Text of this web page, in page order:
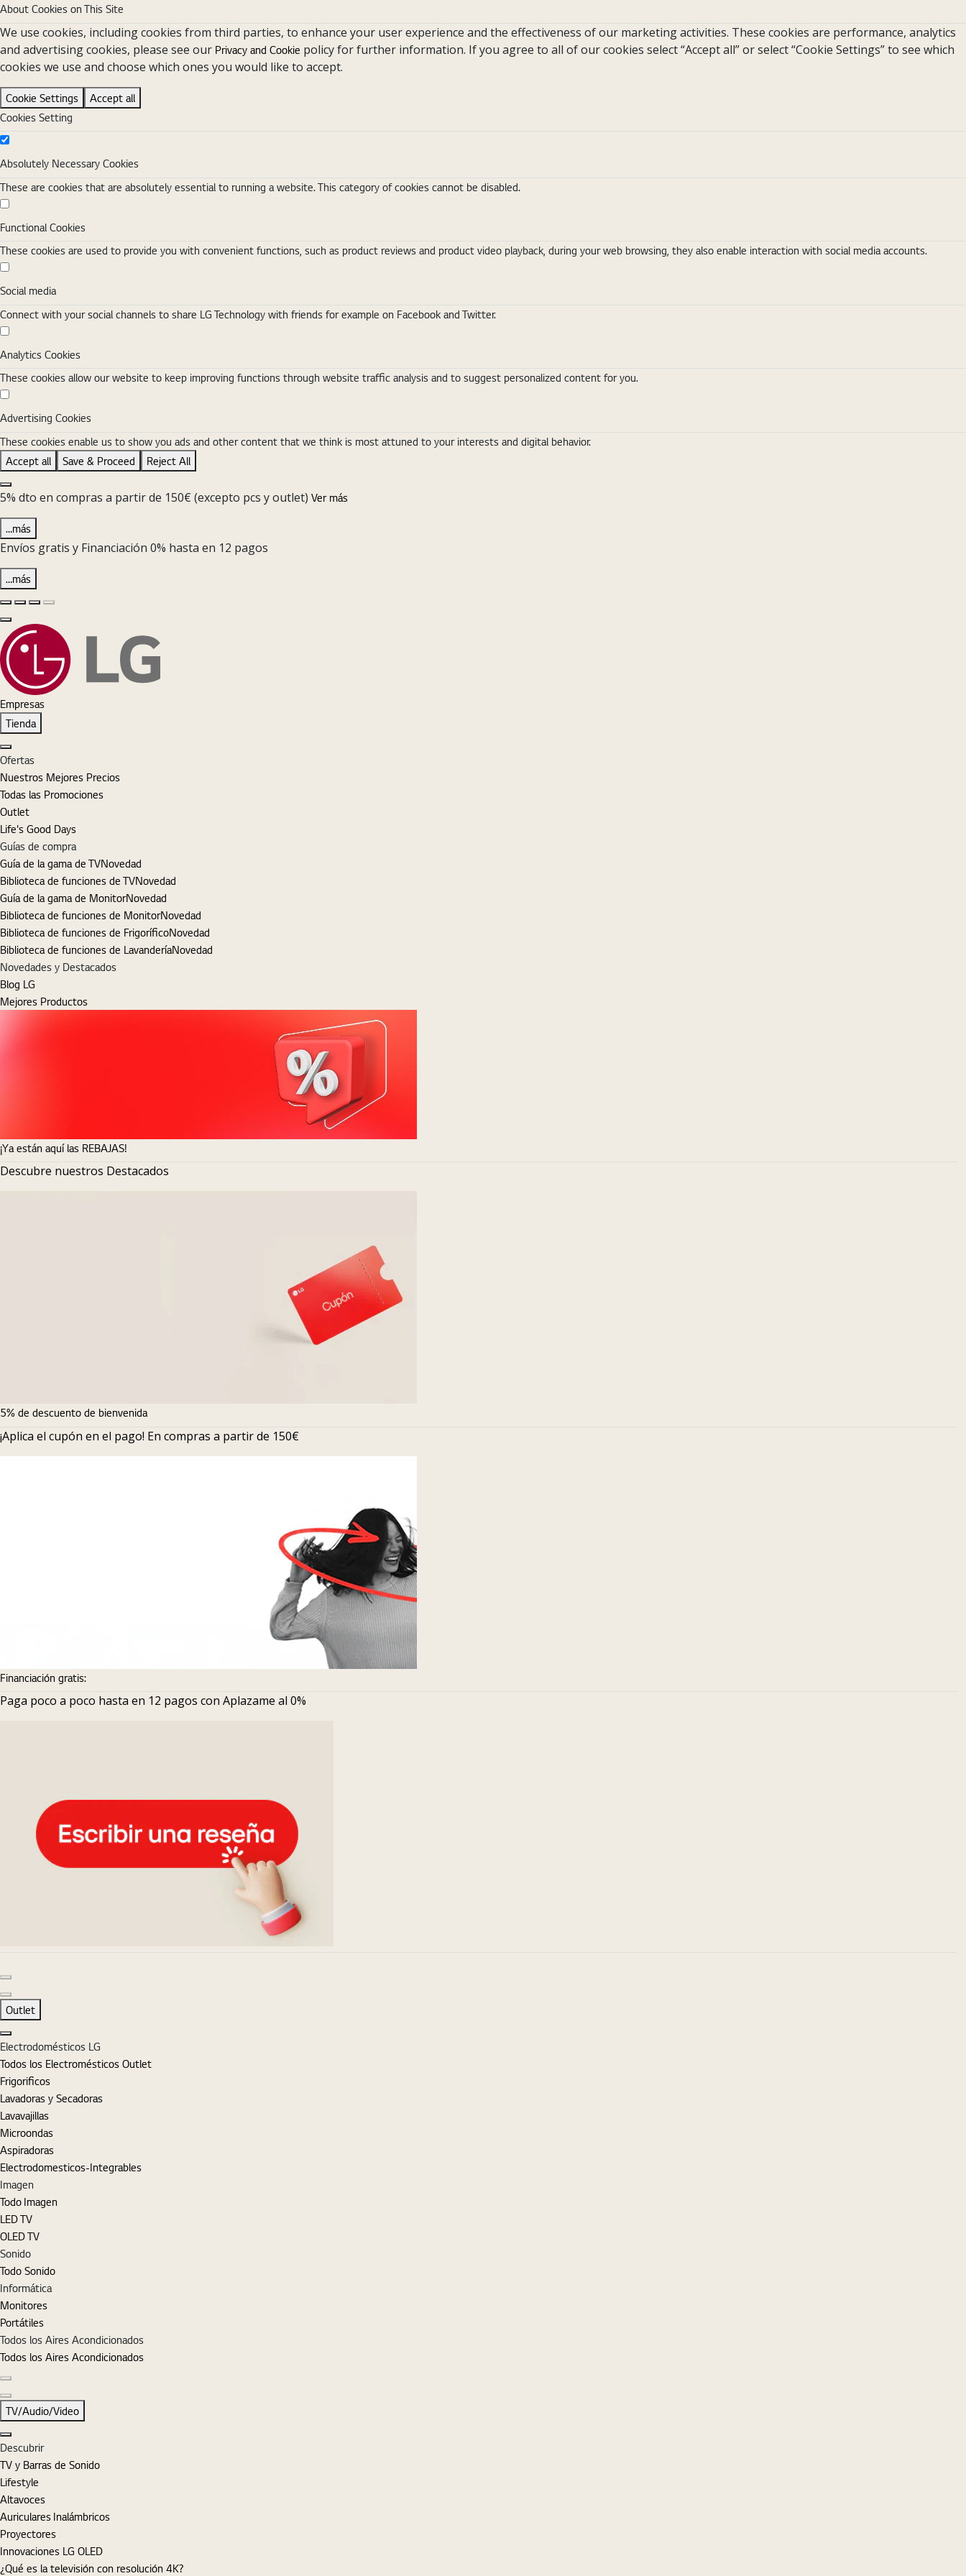
About Cookies on This Site
We use cookies, including cookies from third parties, to enhance your user experience and the effectiveness of our marketing activities. These cookies are performance, analytics
and advertising cookies, please see our Privacy and Cookie policy for further information. If you agree to all of our cookies select “Accept all” or select “Cookie Settings” to see which
cookies we use and choose which ones you would like to accept.
Cookie Settings
Accept all
Cookies Setting
Absolutely Necessary Cookies
Absolutely Necessary Cookies
These are cookies that are absolutely essential to running a website. This category of cookies cannot be disabled.
Functional Cookies
Functional Cookies
These cookies are used to provide you with convenient functions, such as product reviews and product video playback, during your web browsing, they also enable interaction with social media accounts.
Social media
Social media
Connect with your social channels to share LG Technology with friends for example on Facebook and Twitter.
Analytics Cookies
Analytics Cookies
These cookies allow our website to keep improving functions through website traffic analysis and to suggest personalized content for you.
Advertising Cookies
Advertising Cookies
These cookies enable us to show you ads and other content that we think is most attuned to your interests and digital behavior.
Accept all
Save & Proceed Reject All
Close the Cookie Setting banner
5% dto en compras a partir de 150€ (excepto pcs y outlet) Ver más
…más
Envíos gratis y Financiación 0% hasta en 12 pagos
…más
Cerrar
Empresas
Tienda
Cerrar
Ofertas
Nuestros Mejores Precios
Todas las Promociones
Outlet
Life's Good Days
Guías de compra
Guía de la gama de TVNovedad
Biblioteca de funciones de TVNovedad
Guía de la gama de MonitorNovedad
Biblioteca de funciones de MonitorNovedad
Biblioteca de funciones de FrigoríficoNovedad
Biblioteca de funciones de LavanderíaNovedad
Novedades y Destacados
Blog LG
Mejores Productos
¡Ya están aquí las REBAJAS!
Descubre nuestros Destacados
5% de descuento de bienvenida
¡Aplica el cupón en el pago! En compras a partir de 150€
Financiación gratis:
Paga poco a poco hasta en 12 pagos con Aplazame al 0%
Diapositiva siguiente
Outlet
Cerrar
Electrodomésticos LG
Todos los Electromésticos Outlet
Frigorificos
Lavadoras y Secadoras
Lavavajillas
Microondas
Aspiradoras
Electrodomesticos-Integrables
Imagen
Todo Imagen
LED TV
OLED TV
Sonido
Todo Sonido
Informática
Monitores
Portátiles
Todos los Aires Acondicionados
Todos los Aires Acondicionados
Diapositiva siguiente
TV/Audio/Video
Cerrar
Descubrir
TV y Barras de Sonido
Lifestyle
Altavoces
Auriculares Inalámbricos
Proyectores
Innovaciones LG OLED
¿Qué es la televisión con resolución 4K?